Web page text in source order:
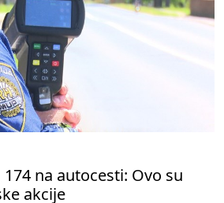
na autocesti: Ovo su
akcije